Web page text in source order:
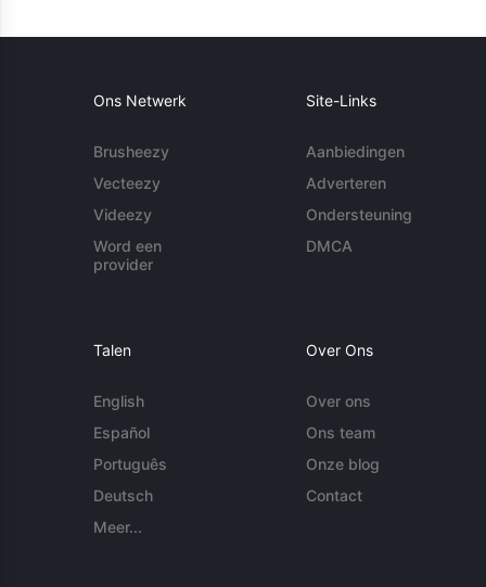
Ons Netwerk
Brusheezy
Vecteezy
Videezy
Word een
provider
Site-Links
Aanbiedingen
Adverteren
Ondersteuning
DMCA
Talen
English
Español
Português
Deutsch
Meer...
Over Ons
Over ons
Ons team
Onze blog
Contact